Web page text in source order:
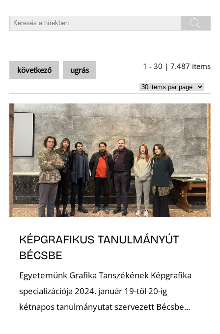
következő ugrás 1 - 30 | 7.487 items
KÉPGRAFIKUS TANULMÁNYÚT
BÉCSBE
Egyetemünk Grafika Tanszékének Képgrafika
specializációja 2024. január 19-től 20-ig
kétnapos tanulmányutat szervezett Bécsbe...